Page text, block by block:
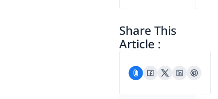
Share This
Article :